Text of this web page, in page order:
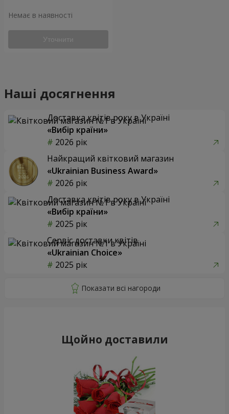
Немає в наявності
Уточнити
Наші досягнення
Доставка квітів року в Україні
«Вибір країни»
2026 рік
Найкращий квітковий магазин
«Ukrainian Business Award»
2026 рік
Доставка квітів року в Україні
«Вибір країни»
2025 рік
Сервіс доставки квітів
«Ukrainian Choice»
2025 рік
Щойно доставили